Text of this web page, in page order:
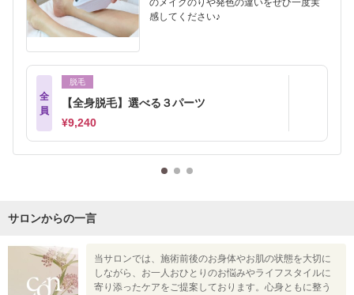
のメイクのりや発色の違いをぜひ一度実
感してください♪
全
員
脱毛
【全身脱毛】選べる３パーツ
¥9,240
サロンからの一言
当サロンでは、施術前後のお身体やお肌の状態を大切に
しながら、お一人おひとりのお悩みやライフスタイルに
寄り添ったケアをご提案しております。心身ともに整う